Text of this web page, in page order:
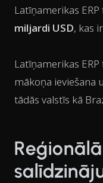
Latīņamerikas
miljardi USD, kas ir
Latīņamerikas
mākoņa ieviešana
tādās valstīs kā